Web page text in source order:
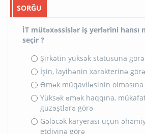
SORĞU
İT mütəxəssislər iş yerlərini hansı
seçir ?
Şirkətin yüksək statusuna görə
İşin, layihənin xarakterinə görə
Əmək müqaviləsinin olmasına
Yüksək əmək haqqına,
güzəştlərə görə
Gələcək karyerası üçün
etdiyinə görə